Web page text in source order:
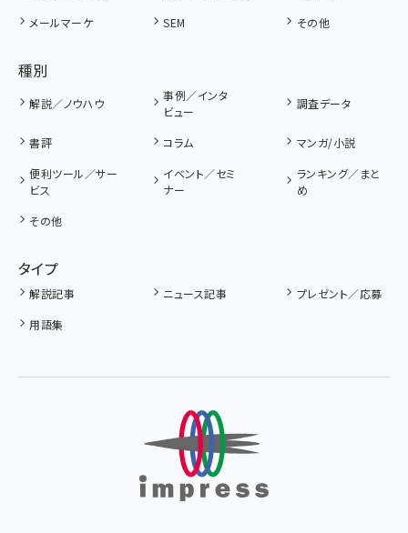
メールマーケ
SEM その他
種別
解説／ノウハウ
事例／インタ
ビュー
調査データ
書評 コラム
マンガ/小説
便利ツール／サー
ビス
イベント／セミ
ナー
ランキング／まと
め
その他
タイプ
解説記事 ニュース記事
プレゼント／応募
用語集